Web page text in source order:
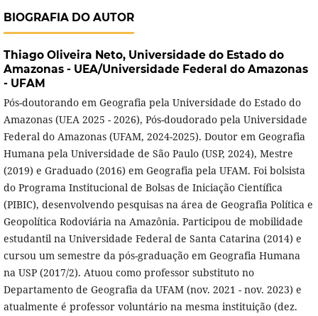
BIOGRAFIA DO AUTOR
Thiago Oliveira Neto, Universidade do Estado do
Amazonas - UEA/Universidade Federal do Amazonas
- UFAM
Pós-doutorando em Geografia pela Universidade do Estado do
Amazonas (UEA 2025 - 2026), Pós-doudorado pela Universidade
Federal do Amazonas (UFAM, 2024-2025). Doutor em Geografia
Humana pela Universidade de São Paulo (USP, 2024), Mestre
(2019) e Graduado (2016) em Geografia pela UFAM. Foi bolsista
do Programa Institucional de Bolsas de Iniciação Científica
(PIBIC), desenvolvendo pesquisas na área de Geografia Política e
Geopolítica Rodoviária na Amazônia. Participou de mobilidade
estudantil na Universidade Federal de Santa Catarina (2014) e
cursou um semestre da pós-graduação em Geografia Humana
na USP (2017/2). Atuou como professor substituto no
Departamento de Geografia da UFAM (nov. 2021 - nov. 2023) e
atualmente é professor voluntário na mesma instituição (dez.